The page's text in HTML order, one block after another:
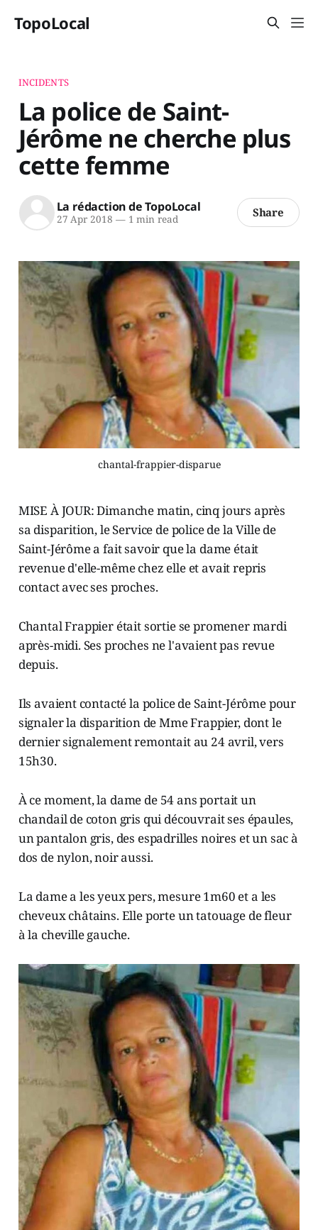
TopoLocal
INCIDENTS
La police de Saint-
Jérôme ne cherche plus
cette femme
La rédaction de TopoLocal
27 Apr 2018 —1 min read Share
chantal-frappier-disparue
MISE À JOUR: Dimanche matin, cinq jours après
sa disparition, le Service de police de la Ville de
Saint-Jérôme a fait savoir que la dame était
revenue d'elle-même chez elle et avait repris
contact avec ses proches.
Chantal Frappier était sortie se promener mardi
après-midi. Ses proches ne l'avaient pas revue
depuis.
Ils avaient contacté la police de Saint-Jérôme pour
signaler la disparition de Mme Frappier, dont le
dernier signalement remontait au 24 avril, vers
15h30.
À ce moment, la dame de 54 ans portait un
chandail de coton gris qui découvrait ses épaules,
un pantalon gris, des espadrilles noires et un sac à
dos de nylon, noir aussi.
La dame a les yeux pers, mesure 1m60 et a les
cheveux châtains. Elle porte un tatouage de fleur
à la cheville gauche.